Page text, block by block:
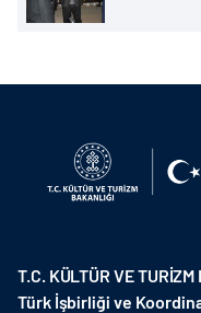
T.C. KÜLTÜR VE
Türk İşbirliği ve